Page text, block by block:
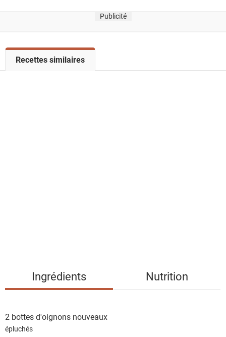
Publicité
o
i
e
Recettes similaires
Ingrédients Nutrition
2 bottesd'oignons nouveaux
épluchés